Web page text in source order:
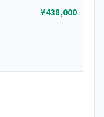
¥438,000